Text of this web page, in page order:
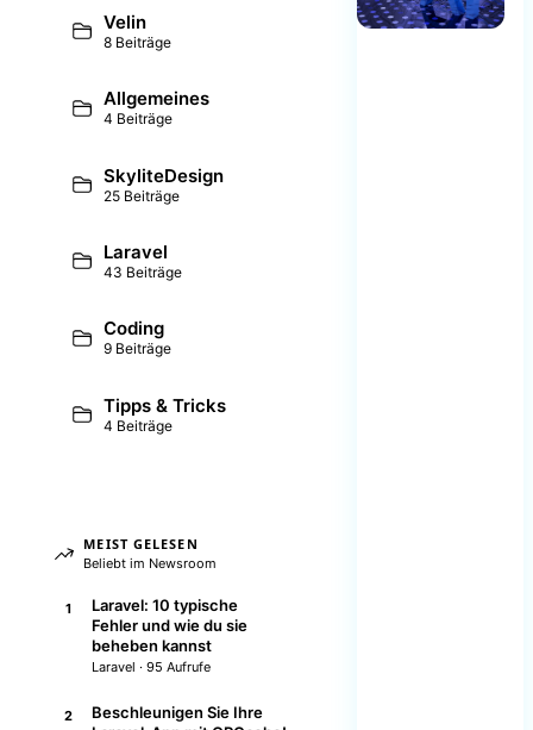
Velin
8 Beiträge
Allgemeines
4 Beiträge
SkyliteDesign
25 Beiträge
Laravel
43 Beiträge
Coding
9 Beiträge
Tipps & Tricks
4 Beiträge
MEIST GELESEN
Beliebt im Newsroom
1
Laravel: 10 typische
Fehler und wie du sie
beheben kannst
Laravel · 95 Aufrufe
2
Beschleunigen Sie Ihre